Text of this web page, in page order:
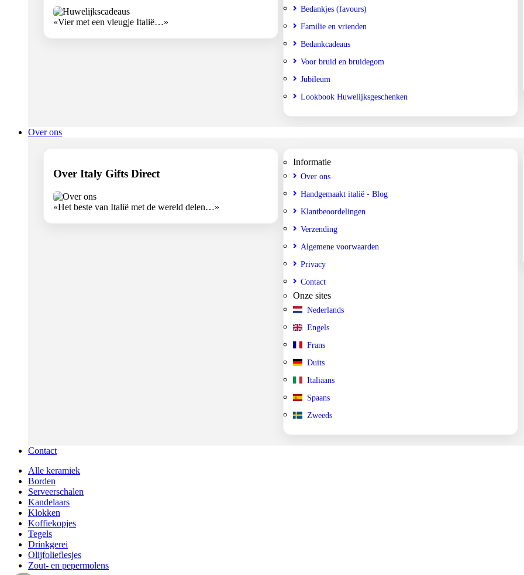
«Vier met een vleugje Italië…»
Bedankjes (favours)
Familie en vrienden
Bedankcadeaus
Voor bruid en bruidegom
Jubileum
Lookbook Huwelijksgeschenken
Over ons
Over Italy Gifts Direct
«Het beste van Italië met de wereld delen…»
Informatie
Over ons
Handgemaakt italië - Blog
Klantbeoordelingen
Verzending
Algemene voorwaarden
Privacy
Contact
Onze sites
Nederlands
Engels
Frans
Duits
Italiaans
Spaans
Zweeds
Contact
Alle keramiek
Borden
Serveerschalen
Kandelaars
Klokken
Koffiekopjes
Tegels
Drinkgerei
Olijfolieflesjes
Zout- en pepermolens